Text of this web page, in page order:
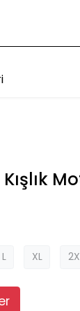
Kışlık
L XL